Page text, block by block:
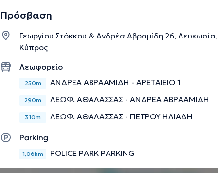
Πρόσβαση
Γεωργίου Στόκκου & Ανδρέα Αβραμίδη 26, Λευκωσία,
Κύπρος
Λεωφορείο
250m ΑΝΔΡΕΑ ΑΒΡΑΑΜΙΔΗ - ΑΡΕΤΑΙΕΙΟ 1
290m ΛΕΩΦ. ΑΘΑΛΑΣΣΑΣ - ΑΝΔΡΕΑ ΑΒΡΑΑΜΙΔΗ
310m ΛΕΩΦ. ΑΘΑΛΑΣΣΑΣ - ΠΕΤΡΟΥ ΗΛΙΑΔΗ
Parking
1,06km POLICE PARK PARKING